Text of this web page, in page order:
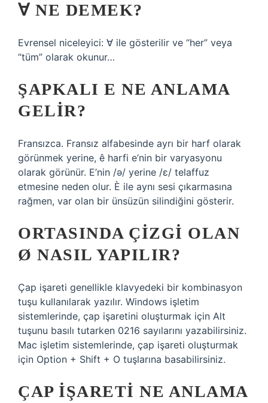
∀ NE DEMEK?
Evrensel niceleyici: ∀ ile gösterilir ve “her” veya
“tüm” olarak okunur…
ŞAPKALI E NE ANLAMA
GELIR?
Fransızca. Fransız alfabesinde ayrı bir harf olarak
görünmek yerine, ê harfi e’nin bir varyasyonu
olarak görünür. E’nin /ə/ yerine /ɛ/ telaffuz
etmesine neden olur. È ile aynı sesi çıkarmasına
rağmen, var olan bir ünsüzün silindiğini gösterir.
ORTASINDA ÇIZGI OLAN
Ø NASIL YAPILIR?
Çap işareti genellikle klavyedeki bir kombinasyon
tuşu kullanılarak yazılır. Windows işletim
sistemlerinde, çap işaretini oluşturmak için Alt
tuşunu basılı tutarken 0216 sayılarını yazabilirsiniz.
Mac işletim sistemlerinde, çap işareti oluşturmak
için Option + Shift + O tuşlarına basabilirsiniz.
ÇAP IŞARETI NE ANLAMA